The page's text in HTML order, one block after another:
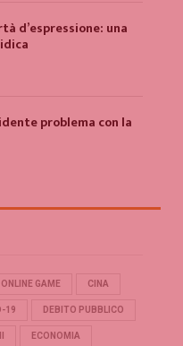
d’espressione: una
problema con la
GAME CINA
19 DEBITO PUBBLICO
ECONOMIA